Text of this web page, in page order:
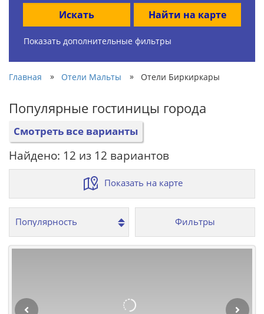
Искать Найти на карте
Показать дополнительные фильтры
Главная » Отели Мальты » Отели Биркиркары
Популярные гостиницы города
Смотреть все варианты
Найдено: 12 из 12 вариантов
Показать на карте
Фильтры